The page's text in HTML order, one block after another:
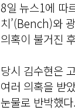
8일 뉴스1에 따
치’(Bench)와
의혹이 불거진
당시 김수현은
여러 의혹을 받
눈물로 반박했다.